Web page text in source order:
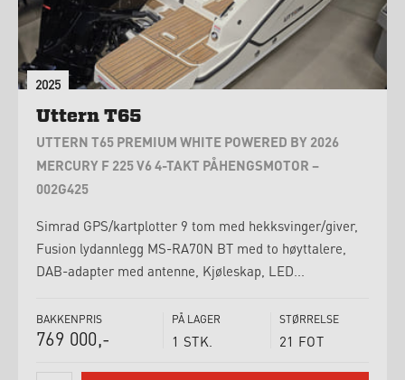
2025
Uttern T65
UTTERN T65 PREMIUM WHITE POWERED BY 2026
MERCURY F 225 V6 4-TAKT PÅHENGSMOTOR –
002G425
Simrad GPS/kartplotter 9 tom med hekksvinger/giver,
Fusion lydannlegg MS-RA70N BT med to høyttalere,
DAB-adapter med antenne, Kjøleskap, LED...
BAKKENPRIS
769 000,-
PÅ LAGER
1 STK.
STØRRELSE
21 FOT